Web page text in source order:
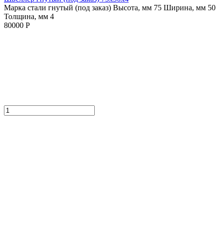
Марка стали гнутый (под заказ) Высота, мм 75 Ширина, мм 50
Толщина, мм 4
80000 Р